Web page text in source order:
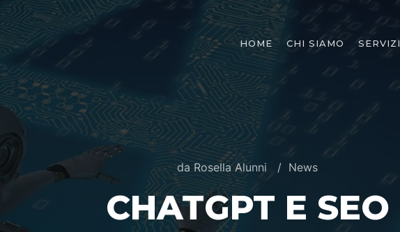
HOME CHI SIAMO SERVIZI
da Rosella Alunni News
CHATGPT E SEO